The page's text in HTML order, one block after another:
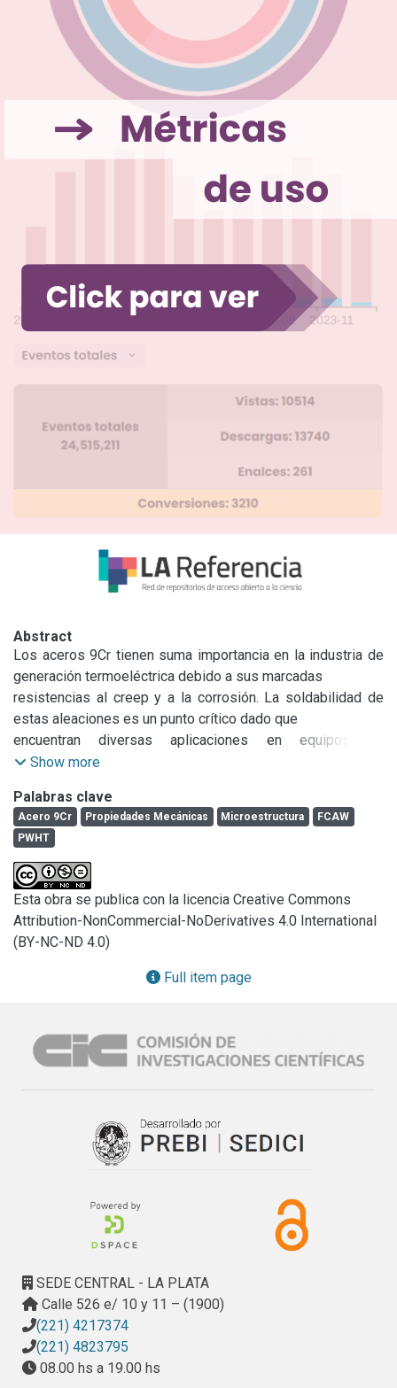
Abstract
Los aceros 9Cr tienen suma importancia en la industria de
generación termoeléctrica debido a sus marcadas
resistencias al creep y a la corrosión. La soldabilidad de
estas aleaciones es un punto crítico dado que
encuentran diversas aplicaciones en equipos de
construcción soldada. Las propiedades mecánicas
logran luego de un tratamiento térmico post soldadura
(PWHT). Este trabajo estudió el efecto del PWHT sobrela
microestructura y las propiedades mecánicas de
soldaduras 9Cr utilizando un alambre tubular flux-
coredexperimental, mediante un proceso semiautomático
bajo protección de gas Ar-20%CO2. Se realizaron PWHT
adiferentes temperaturas y tiempos. Se analizó la
composición química y se realizaron ensayos de tracción
adistintas temperaturas, ensayos de impacto tipo Charpy-V
microscopía óptica (OM) y electrónica de barrido(SEM). En
todos los casos se detectó una matriz martensítica con
comprobó que la dureza cayó y laenergía de impacto
aumentó con el PWHT. La mayor resistencia a alta
temperatura se logró con un PWHT desolubilizado a
Show more
Palabras clave
Acero 9Cr Propiedades Mecánicas Microestructura
FCAW
PWHT
Esta obra se publica con la licencia Creative Commons
Attribution-NonCommercial-NoDerivatives 4.0 International
(BY-NC-ND 4.0)
Full item page
SEDE CENTRAL - LA PLATA
Calle 526 e/ 10 y 11 – (1900)
(221) 4217374
(221) 4823795
08.00 hs a 19.00 hs